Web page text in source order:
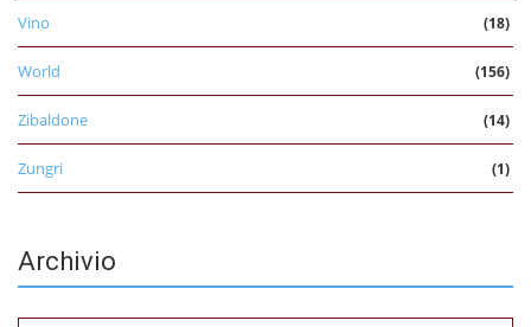
Vino (18)
World (156)
Zibaldone (14)
Zungri (1)
Archivio